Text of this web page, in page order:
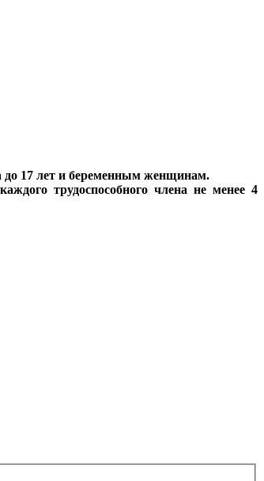
до 17 лет и беременным женщинам.
трудоспособного члена не менее 4